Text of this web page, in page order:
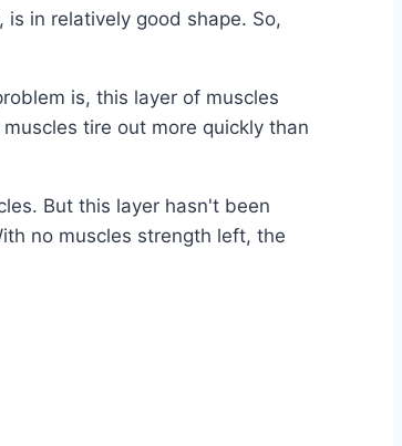
in relatively good shape. So,
is, this layer of muscles
tire out more quickly than
But this layer hasn't been
no muscles strength left, the